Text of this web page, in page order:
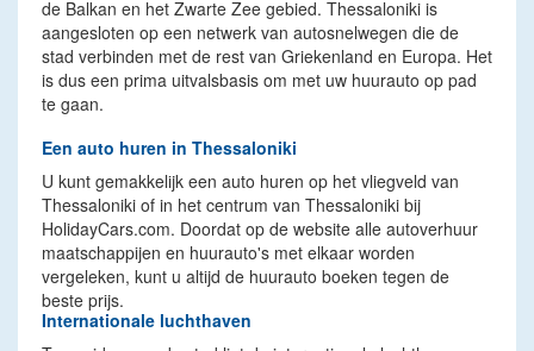
de Balkan en het Zwarte Zee gebied. Thessaloniki is
aangesloten op een netwerk van autosnelwegen die de
stad verbinden met de rest van Griekenland en Europa. Het
is dus een prima uitvalsbasis om met uw huurauto op pad
te gaan.
Een auto huren in Thessaloniki
U kunt gemakkelijk een auto huren op het vliegveld van
Thessaloniki of in het centrum van Thessaloniki bij
HolidayCars.com. Doordat op de website alle autoverhuur
maatschappijen en huurauto's met elkaar worden
vergeleken, kunt u altijd de huurauto boeken tegen de
beste prijs.
Internationale luchthaven